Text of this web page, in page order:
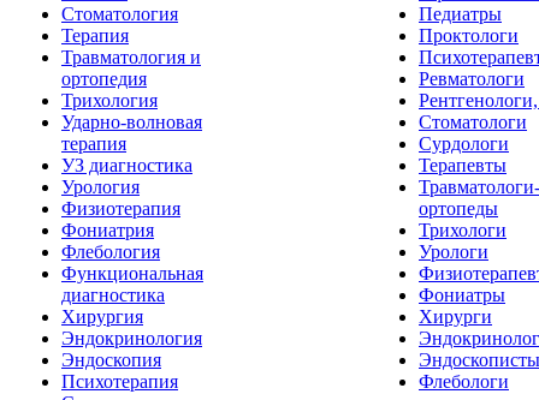
Стоматология
Терапия
Травматология и
ортопедия
Трихология
Ударно-волновая
терапия
УЗ диагностика
Урология
Физиотерапия
Фониатрия
Флебология
Функциональная
диагностика
Хирургия
Эндокринология
Эндоскопия
Психотерапия
Педиатры
Проктологи
Ревматологи
Стоматологи
Сурдологи
Терапевты
Травматологи-
ортопеды
Трихологи
Урологи
Фониатры
Хирурги
Эндоскописты
Флебологи